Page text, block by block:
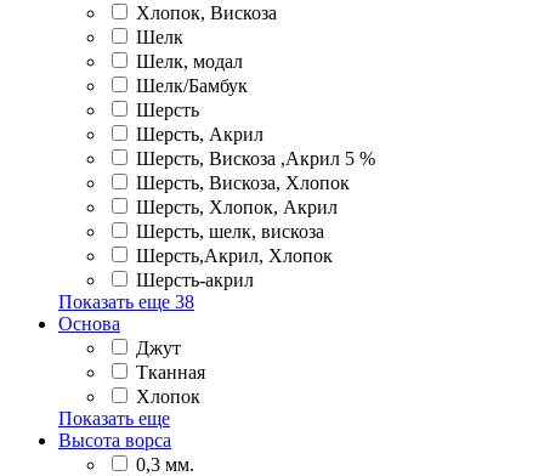
Хлопок, Вискоза
Шелк
Шелк, модал
Шелк/Бамбук
Шерсть
Шерсть, Акрил
Шерсть, Вискоза ,Акрил 5 %
Шерсть, Вискоза, Хлопок
Шерсть, Хлопок, Акрил
Шерсть, шелк, вискоза
Шерсть,Акрил, Хлопок
Шерсть-акрил
Показать еще 38
Основа
Джут
Тканная
Хлопок
Показать еще
Высота ворса
0,3 мм.